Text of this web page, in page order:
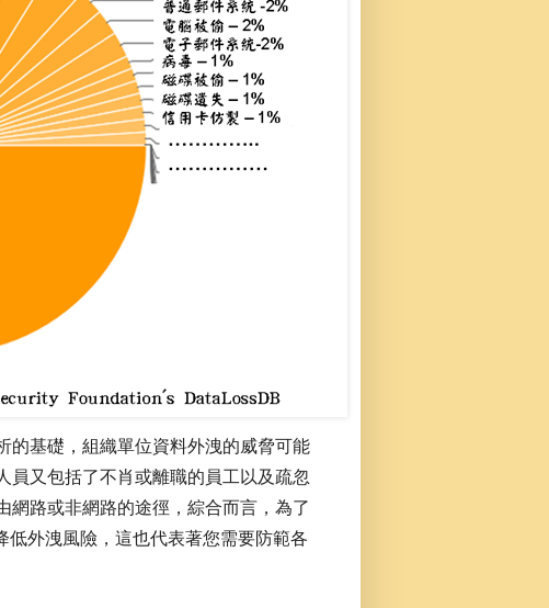
的基礎，組織單位資料外洩的威脅可能
員又包括了不肖或離職的員工以及疏忽
網路或非網路的途徑，綜合而言，為了
外洩風險，這也代表著您需要防範各